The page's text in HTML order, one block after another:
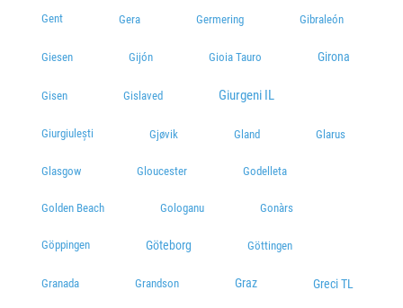
Gent Gera Germering Gibraleón
Giesen Gijón Gioia Tauro Girona
Gisen Gislaved Giurgeni IL
Giurgiulești Gjøvik Gland Glarus
Glasgow Gloucester Godelleta
Golden Beach Gologanu Gonàrs
Göppingen Göteborg Göttingen
Granada Grandson Graz Greci TL